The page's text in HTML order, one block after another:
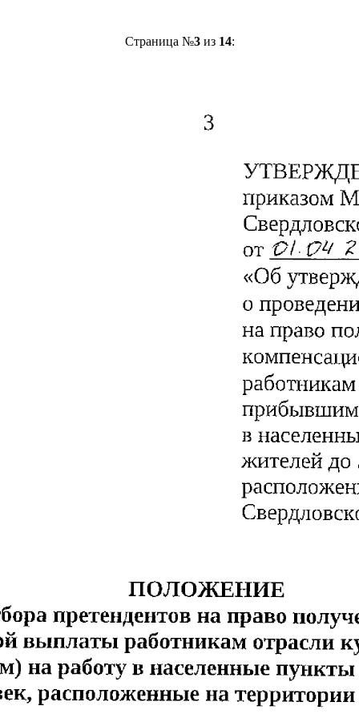
Страница №3из 14: